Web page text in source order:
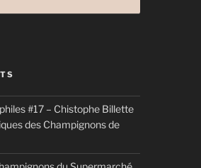
#17 – Chistophe Billette
des Champignons de